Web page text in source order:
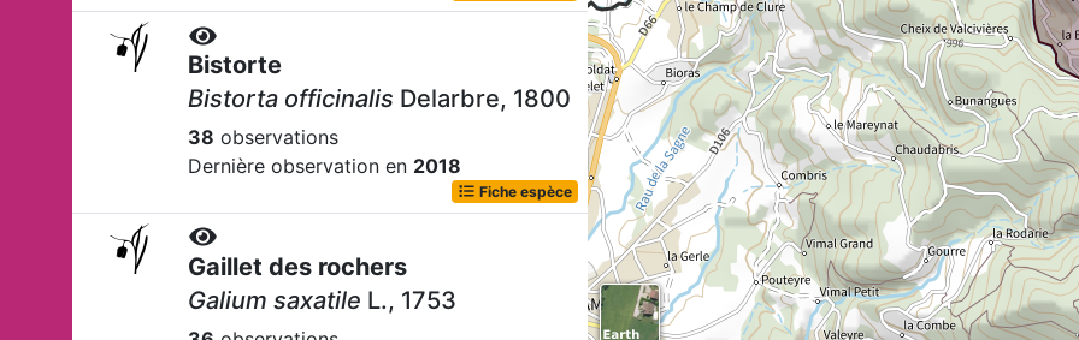
Bistorte
Bistorta officinalis Delarbre, 1800
38 observations
Dernière observation en 2018
Fiche espèce
Gaillet des rochers
Galium saxatile L., 1753